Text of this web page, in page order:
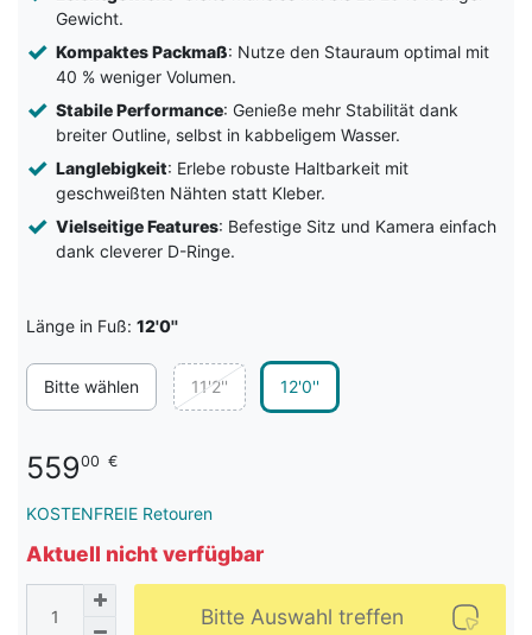
Gewicht.
Kompaktes Packmaß: Nutze den Stauraum optimal mit
40 % weniger Volumen.
Stabile Performance: Genieße mehr Stabilität dank
breiter Outline, selbst in kabbeligem Wasser.
Langlebigkeit: Erlebe robuste Haltbarkeit mit
geschweißten Nähten statt Kleber.
Vielseitige Features: Befestige Sitz und Kamera einfach
dank cleverer D-Ringe.
Länge in Fuß: 12'0''
Bitte wählen 11'2'' 12'0''
55900 €
KOSTENFREIE Retouren
Aktuell nicht verfügbar
Bitte Auswahl treffen